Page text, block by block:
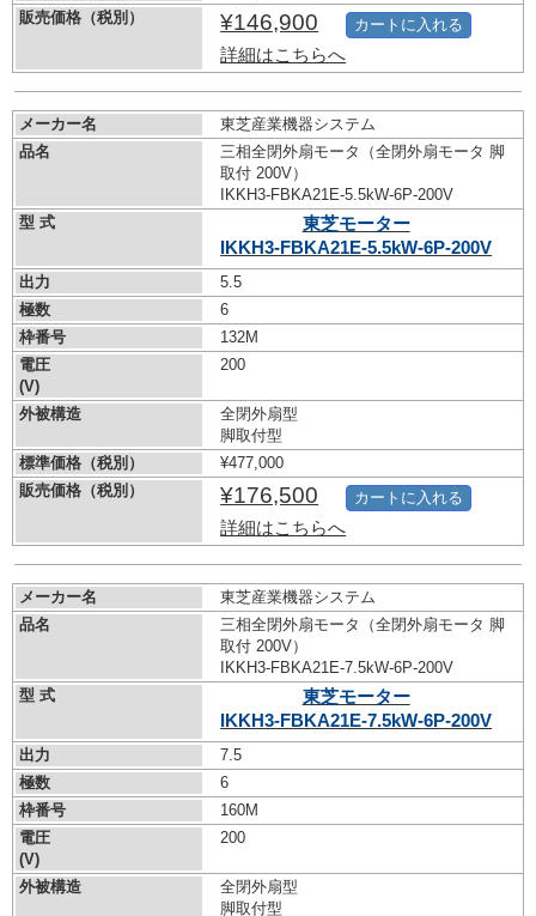
販売価格（税別）
¥146,900
詳細はこちらへ
カートに入れる
メーカー名
東芝産業機器システム
品名
三相全閉外扇モータ（全閉外扇モータ 脚
取付 200V）
IKKH3-FBKA21E-5.5kW-6P-200V
型 式
東芝モーター
IKKH3-FBKA21E-5.5kW-6P-200V
出力
5.5
極数
6
枠番号
132M
電圧
(V)
200
外被構造
全閉外扇型
脚取付型
標準価格（税別）
¥477,000
販売価格（税別）
¥176,500
詳細はこちらへ
カートに入れる
メーカー名
東芝産業機器システム
品名
三相全閉外扇モータ（全閉外扇モータ 脚
取付 200V）
IKKH3-FBKA21E-7.5kW-6P-200V
型 式
東芝モーター
IKKH3-FBKA21E-7.5kW-6P-200V
出力
7.5
極数
6
枠番号
160M
電圧
(V)
200
外被構造
全閉外扇型
脚取付型